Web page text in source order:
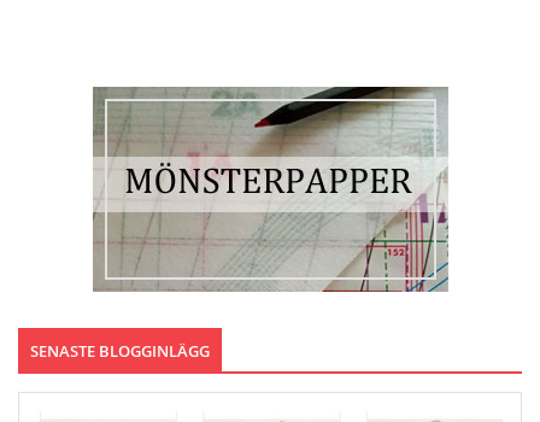
SENASTE BLOGGINLÄGG